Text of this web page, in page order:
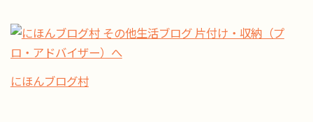
にほんブログ村